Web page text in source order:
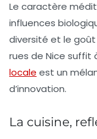
Le caractère
influences
diversité et le
rues de Nice suffit
locale est un
d’innovation.
La cuisine,